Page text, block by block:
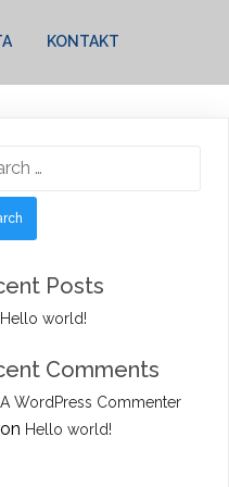
KONTAKT
Posts
Hello world!
Comments
A WordPress Commenter
on Hello world!